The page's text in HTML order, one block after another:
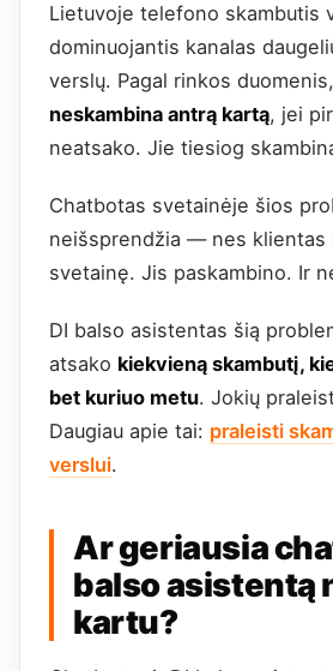
Lietuvoje telefono skambutis
dominuojantis kanalas
verslų. Pagal rinkos duomenis,
neskambina antrą kartą, jei
neatsako. Jie tiesiog
Chatbotas svetainėje šios
neišsprendžia — nes klientas
svetainę. Jis paskambino. Ir
DI balso asistentas šią
atsako kiekvieną skambutį,
bet kuriuo metu. Jokių
Daugiau apie tai: praleisti
verslui.
Ar geriausia
balso asistentą
kartu?